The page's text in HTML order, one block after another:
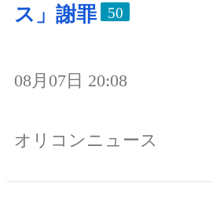
ス」謝罪
50
08月07日 20:08
オリコンニュース